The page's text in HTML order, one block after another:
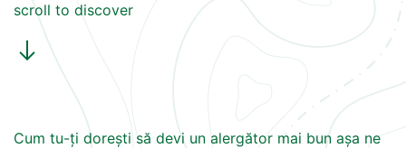
scroll to discover
Cum tu-ți dorești să devi un alergător mai bun așa ne